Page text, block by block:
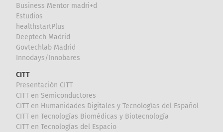
Business Mentor madri+d
Estudios
healthstartPlus
Deeptech Madrid
Govtechlab Madrid
Innodays/Innobares
CITT
Presentación CITT
CITT en Semiconductores
CITT en Humanidades Digitales y Tecnologías del Español
CITT en Tecnologías Biomédicas y Biotecnología
CITT en Tecnologías del Espacio